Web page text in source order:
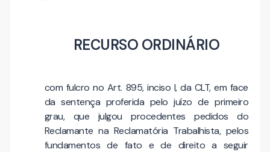
RECURSO ORDINÁRIO
com fulcro no Art. 895, inciso I, da CLT, em face
da sentença proferida pelo juízo de primeiro
grau, que julgou procedentes pedidos do
Reclamante na Reclamatória Trabalhista, pelos
fundamentos de fato e de direito a seguir